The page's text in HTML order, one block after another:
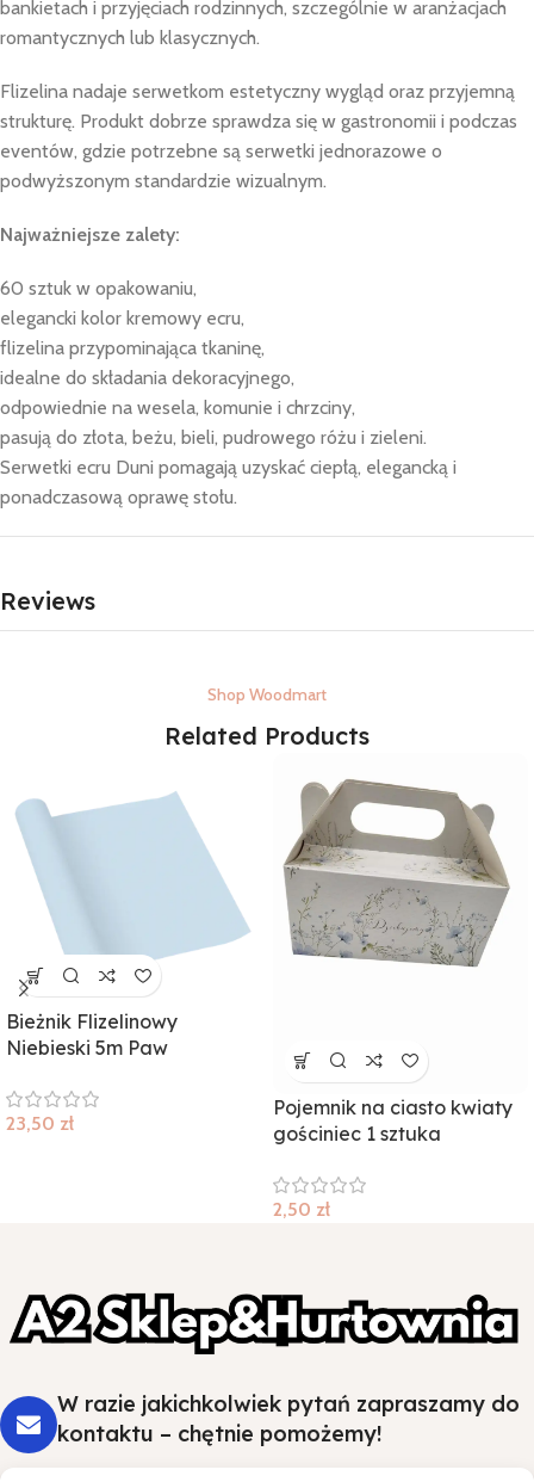
bankietach i przyjęciach rodzinnych, szczególnie w aranżacjach
romantycznych lub klasycznych.
Flizelina nadaje serwetkom estetyczny wygląd oraz przyjemną
strukturę. Produkt dobrze sprawdza się w gastronomii i podczas
eventów, gdzie potrzebne są serwetki jednorazowe o
podwyższonym standardzie wizualnym.
Najważniejsze zalety:
60 sztuk w opakowaniu,
elegancki kolor kremowy ecru,
flizelina przypominająca tkaninę,
idealne do składania dekoracyjnego,
odpowiednie na wesela, komunie i chrzciny,
pasują do złota, beżu, bieli, pudrowego różu i zieleni.
Serwetki ecru Duni pomagają uzyskać ciepłą, elegancką i
ponadczasową oprawę stołu.
Reviews
Shop Woodmart
Related Products
Bieżnik Flizelinowy
Niebieski 5m Paw
23,50 zł
Pojemnik na ciasto kwiaty
gościniec 1 sztuka
2,50 zł
W razie jakichkolwiek pytań zapraszamy do
kontaktu – chętnie pomożemy!